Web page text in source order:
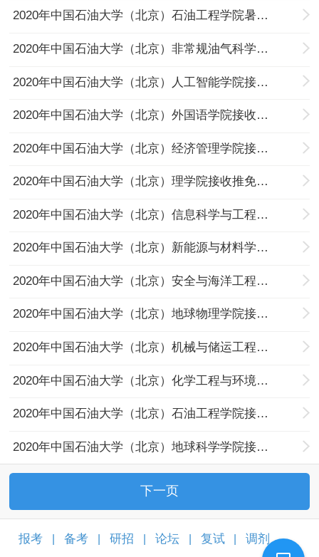
2020年中国石油大学（北京）石油工程学院暑期夏令营暨第九届全国石油学子读书研讨会的通知
2020年中国石油大学（北京）非常规油气科学技术研究院接收推免生拟录取名单公示
2020年中国石油大学（北京）人工智能学院接收推免生拟录取名单公示
2020年中国石油大学（北京）外国语学院接收推免生拟录取名单公示
2020年中国石油大学（北京）经济管理学院接收推免生拟录取名单公示
2020年中国石油大学（北京）理学院接收推免生拟录取名单公示
2020年中国石油大学（北京）信息科学与工程学院接收推免生拟录取名单公示
2020年中国石油大学（北京）新能源与材料学院接收推免生拟录取名单公示
2020年中国石油大学（北京）安全与海洋工程学院接收推免生拟录取名单公示
2020年中国石油大学（北京）地球物理学院接收推免生拟录取名单公示
2020年中国石油大学（北京）机械与储运工程学院接收推免生拟录取名单公示
2020年中国石油大学（北京）化学工程与环境学院接收推免生拟录取名单公示
2020年中国石油大学（北京）石油工程学院接收推免生拟录取名单公示
2020年中国石油大学（北京）地球科学学院接收推免生拟录取名单公示
下一页
报考 备考 研招 论坛 复试 调剂